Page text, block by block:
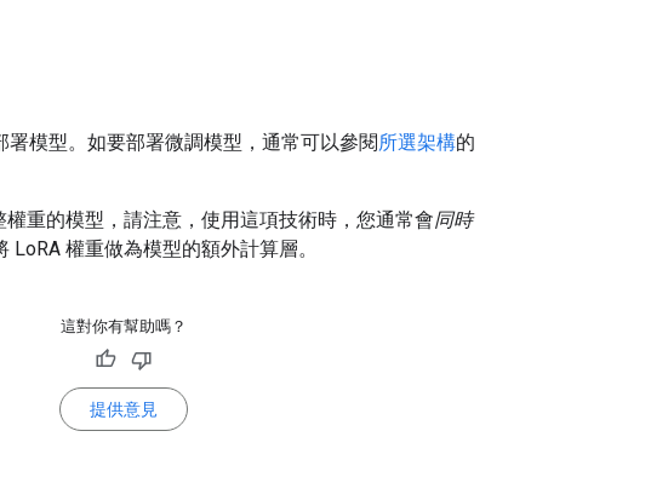
署模型。如要部署微調模型，通常可以參閱所選架構的
重的模型，請注意，使用這項技術時，您通常會同時
權重做為模型的額外計算層。
這對你有幫助嗎？
提供意見